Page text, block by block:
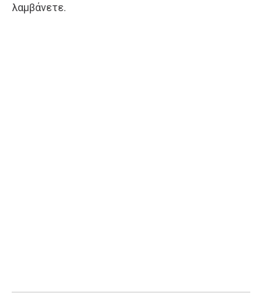
λαμβάνετε.